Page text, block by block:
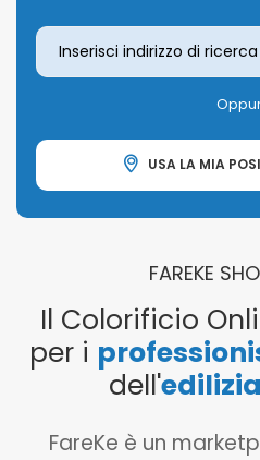
USA LA MIA
FAREKE
Il Colorificio
per i
dell'
FareKe è un